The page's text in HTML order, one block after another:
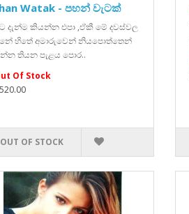
Watak - පහන් වැටක්
දැන්ම කියන්න එපා ,ඒකී මේ දවස්වල
හිතේ අමාරුවෙන් නියපොත්තෙන්
තියන පැළය පොර..
Of Stock
OUT OF STOCK